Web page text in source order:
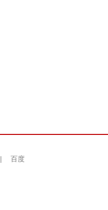
| 百度